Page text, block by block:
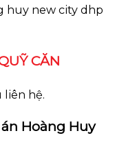
CĂN
hệ.
Hoàng Huy